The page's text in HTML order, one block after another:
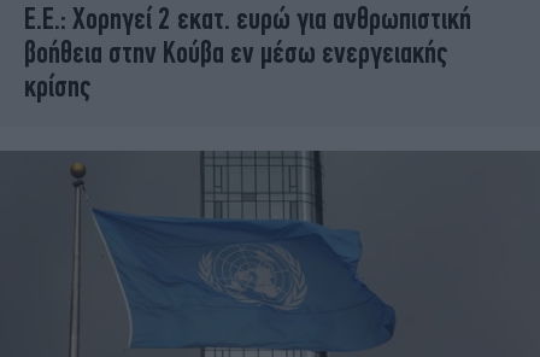
Ε.Ε.: Χορηγεί 2 εκατ. ευρώ για ανθρωπιστική
βοήθεια στην Κούβα εν μέσω ενεργειακής
κρίσης